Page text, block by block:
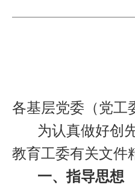
各基层党委（党工
为认真做好创
教育工委有关文件
一、指导思想